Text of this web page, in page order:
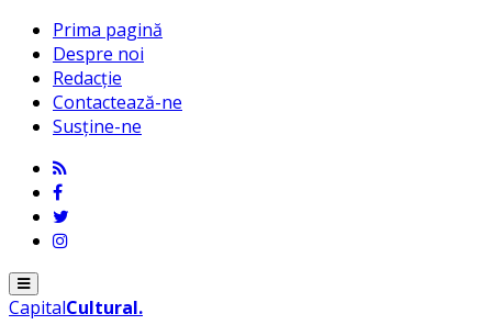
Prima pagină
Despre noi
Redacție
Contactează-ne
Susține-ne
Menu
CapitalCultural.